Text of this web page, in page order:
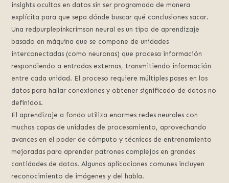
insights ocultos en datos sin ser programada de manera
explícita para que sepa dónde buscar qué conclusiones sacar.
Una redpurplepinkcrimson neural es un tipo de aprendizaje
basado en máquina que se compone de unidades
interconectadas (como neuronas) que procesa información
respondiendo a entradas externas, transmitiendo información
entre cada unidad. El proceso requiere múltiples pases en los
datos para hallar conexiones y obtener significado de datos no
definidos.
El aprendizaje a fondo utiliza enormes redes neurales con
muchas capas de unidades de procesamiento, aprovechando
avances en el poder de cómputo y técnicas de entrenamiento
mejoradas para aprender patrones complejos en grandes
cantidades de datos. Algunas aplicaciones comunes incluyen
reconocimiento de imágenes y del habla.